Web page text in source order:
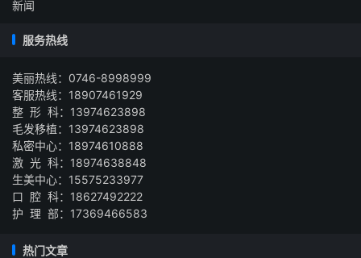
新闻
服务热线
美丽热线：0746-8998999
客服热线：18907461929
整 形 科：13974623898
毛发移植：13974623898
私密中心：18974610888
激 光 科：18974638848
生美中心：15575233977
口 腔 科：18627492222
护 理 部：17369466583
热门文章